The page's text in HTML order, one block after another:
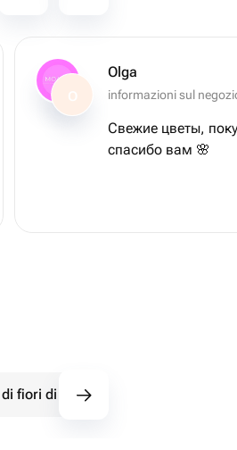
O
Olga
informazioni sul
Свежие цветы,
спасибо вам 🌸
fiori di cioccolato